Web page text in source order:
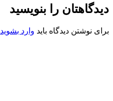
دیدگاهتان را بنویسید
برای نوشتن دیدگاه باید وارد بشوید